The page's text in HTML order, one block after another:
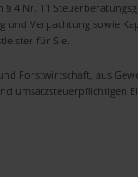
4 Nr. 11
und Verpachtung sowie
für Sie.
Forstwirtschaft, aus
umsatzsteuerpflichtigen